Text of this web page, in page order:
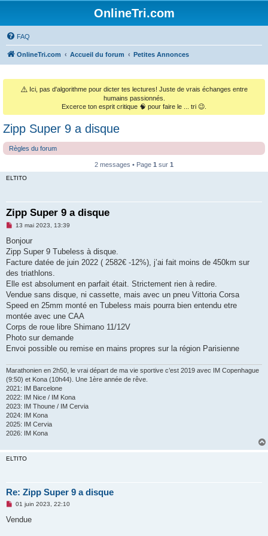
OnlineTri.com
FAQ
OnlineTri.com Accueil du forum Petites Annonces
⚠️ Ici, pas d'algorithme pour dicter tes lectures! Juste de vrais échanges entre
humains passionnés.
Excerce ton esprit critique 🧠 pour faire le ... tri 😉.
Zipp Super 9 a disque
Règles du forum
2 messages • Page 1 sur 1
ELTITO
Zipp Super 9 a disque
M
s
a
g
n
o
l
u
13 mai 2023, 13:39
Bonjour
Zipp Super 9 Tubeless à disque.
Facture datée de juin 2022 ( 2582€ -12%), j’ai fait moins de 450km sur
des triathlons.
Elle est absolument en parfait était. Strictement rien à redire.
Vendue sans disque, ni cassette, mais avec un pneu Vittoria Corsa
Speed en 25mm monté en Tubeless mais pourra bien entendu etre
montée avec une CAA
Corps de roue libre Shimano 11/12V
Photo sur demande
Envoi possible ou remise en mains propres sur la région Parisienne
Marathonien en 2h50, le vrai départ de ma vie sportive c’est 2019 avec IM Copenhague
(9:50) et Kona (10h44). Une 1ère année de rêve.
2021: IM Barcelone
2022: IM Nice / IM Kona
2023: IM Thoune / IM Cervia
2024: IM Kona
2025: IM Cervia
2026: IM Kona
ELTITO
Re: Zipp Super 9 a disque
M
s
01 juin 2023, 22:10
Vendue